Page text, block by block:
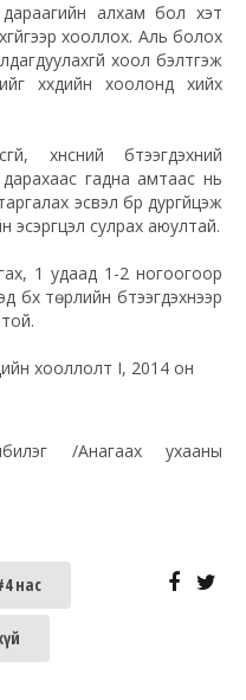
дараагийн алхам бол хэт
хооллох. Аль болох
хоол бэлтгэж
хүүхдийн хоолонд хийх
хүнсний бүтээгдэхүүний
гадна амтаас нь
эсвэл бүр дургүйцэж
сулрах аюултай.
1 удаад 1-2 ногоогоор
төрлийн бүтээгдэхүүнээр
хооллолт I, 2014 он
/Анагаах ухааны
нас